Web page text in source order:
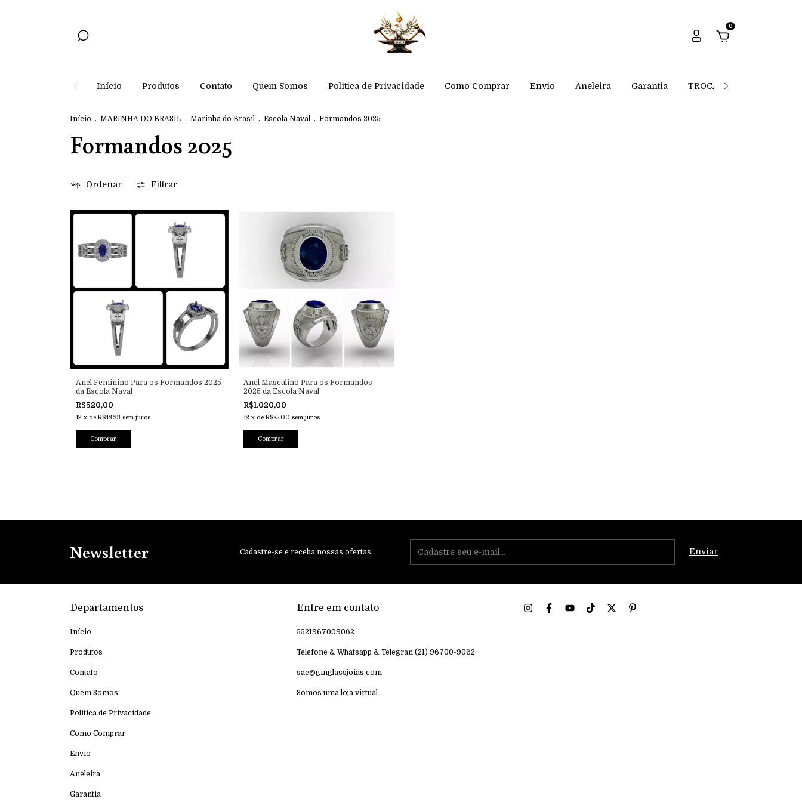
0
Início Produtos Contato Quem Somos Politica de Privacidade Como Comprar Envio Aneleira Garantia TROCAS E DEVOLUÇÕES
Início . MARINHA DO BRASIL . Marinha do Brasil . Escola Naval . Formandos 2025
Formandos 2025
Ordenar Filtrar
Anel Feminino Para os Formandos 2025
da Escola Naval
R$520,00
12 x de R$43,33 sem juros
Comprar
Anel Masculino Para os Formandos
2025 da Escola Naval
R$1.020,00
12 x deR$85,00 sem juros
Comprar
Newsletter Cadastre-se e receba nossas ofertas.
Departamentos
Início
Produtos
Contato
Quem Somos
Politica de Privacidade
Como Comprar
Envio
Aneleira
Garantia
Entre em contato
5521967009062
Telefone & Whatsapp & Telegran (21) 96700-9062
sac@ginglassjoias.com
Somos uma loja virtual